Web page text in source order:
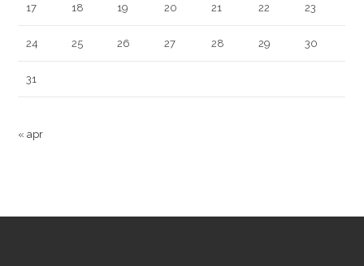
17 18 19 20 21 22 23
24 25 26 27 28 29 30
31
« apr